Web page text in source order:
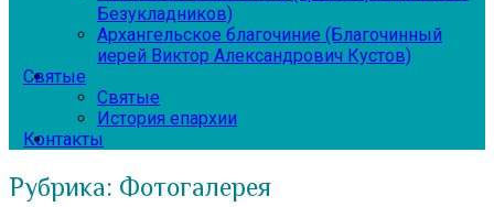
Безукладников)
Архангельское благочиние (Благочинный
иерей Виктор Александрович Кустов)
Святые
Святые
История епархии
Контакты
Рубрика: Фотогалерея